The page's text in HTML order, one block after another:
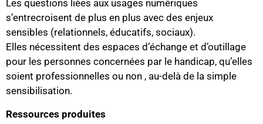
Les questions liées aux usages numériques
s’entrecroisent de plus en plus avec des enjeux
sensibles (relationnels, éducatifs, sociaux).
Elles nécessitent des espaces d’échange et d’outillage
pour les personnes concernées par le handicap, qu’elles
soient professionnelles ou non , au-delà de la simple
sensibilisation.
Ressources produites